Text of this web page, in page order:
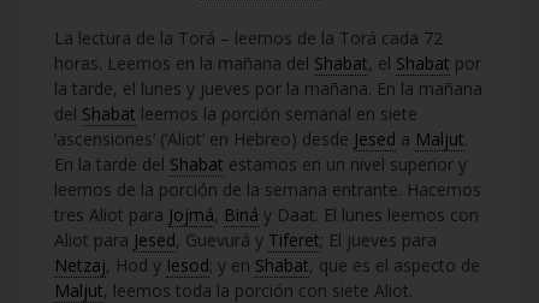
La lectura de la Torá – leemos de la Torá cada 72
horas. Leemos en la mañana del Shabat, el Shabat por
la tarde, el lunes y jueves por la mañana. En la mañana
del Shabat leemos la porción semanal en siete
‘ascensiones’ (‘Aliot’ en Hebreo) desde Jesed a Maljut.
En la tarde del Shabat estamos en un nivel superior y
leemos de la porción de la semana entrante. Hacemos
tres Aliot para Jojmá, Biná y Daat. El lunes leemos con
Aliot para Jesed, Guevurá y Tiferet; El jueves para
Netzaj, Hod y Iesod; y en Shabat, que es el aspecto de
Maljut, leemos toda la porción con siete Aliot.